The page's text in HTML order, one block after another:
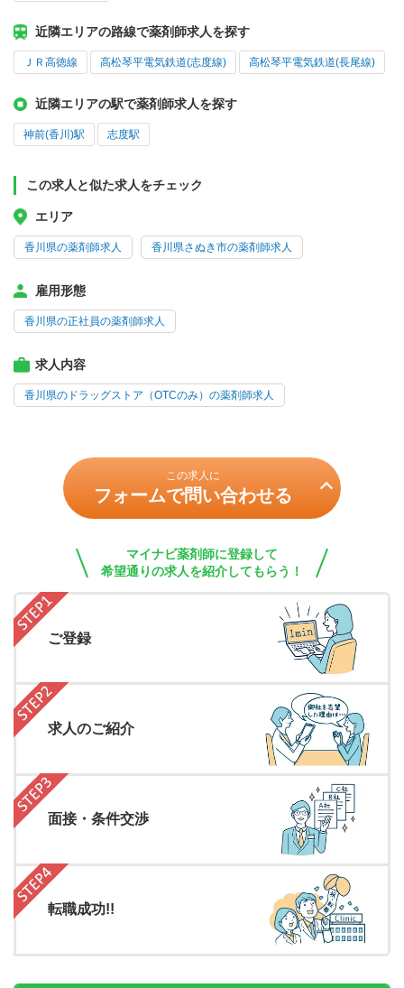
近隣エリアの路線で薬剤師求人を探す
ＪＲ高徳線 高松琴平電気鉄道(志度線) 高松琴平電気鉄道(長尾線)
近隣エリアの駅で薬剤師求人を探す
神前(香川)駅 志度駅
この求人と似た求人をチェック
エリア
香川県の薬剤師求人 香川県さぬき市の薬剤師求人
雇用形態
香川県の正社員の薬剤師求人
求人内容
香川県のドラッグストア（OTCのみ）の薬剤師求人
この求人に
フォームで問い合わせる
マイナビ薬剤師に登録して
希望通りの求人を紹介してもらう！
ご登録
求人のご紹介
面接・条件交渉
転職成功!!